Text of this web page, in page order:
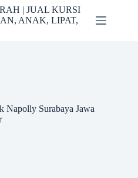
| JUAL KURSI
ANAK, LIPAT,
Napolly Surabaya Jawa